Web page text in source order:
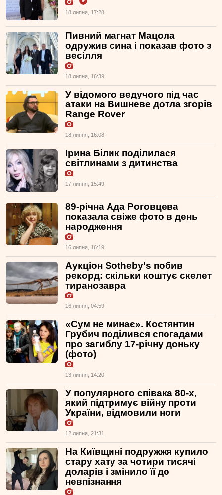
18 липня, 17:28
Пивний магнат Мацола
одружив сина і показав фото з
весілля
18 липня, 16:39
У відомого ведучого під час
атаки на Вишневе дотла згорів
Range Rover
18 липня, 16:08
Ірина Білик поділилася
світлинами з дитинства
17 липня, 15:49
89-річна Ада Роговцева
показала свіже фото в день
народження
16 липня, 16:19
Аукціон Sotheby's побив
рекорд: скільки коштує скелет
тиранозавра
16 липня, 04:59
«Сум не минає». Костянтин
Грубич поділився спогадами
про загиблу 17-річну доньку
(фото)
13 липня, 14:20
У популярного співака 80-х,
який підтримує війну проти
України, відмовили ноги
12 липня, 21:31
На Київщині подружжя купило
стару хату за чотири тисячі
доларів і змінило її до
невпізнання